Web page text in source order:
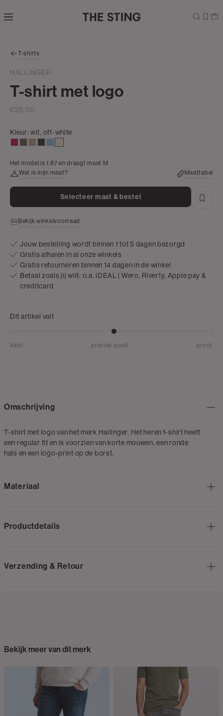
direct naar
zoekbalk
naar de
footer
T-shirts
HALLINGER
T-shirt met logo
€25.00
Kleur:wit, off-white
white
Het model is 1.87 en draagt maat M
Wat is mijn maat?
Maattabel
Selecteer maat & bestel
Bekijk winkelvoorraad
Jouw bestelling wordt binnen 1 tot 5 dagen bezorgd
Gratis afhalen in al onze winkels
Gratis retourneren binnen 14 dagen in de winkel
Betaal zoals jij wilt: o.a. iDEAL | Wero, Riverty, Apple pay &
creditcard
Dit artikel valt
klein precies goed groot
Omschrijving
T-shirt met logo van het merk Hallinger. Het heren t-shirt heeft
een regular fit en is voorzien van korte mouwen, een ronde
hals en een logo-print op de borst.
Materiaal
Productdetails
Verzending & Retour
Bekijk meer van dit merk